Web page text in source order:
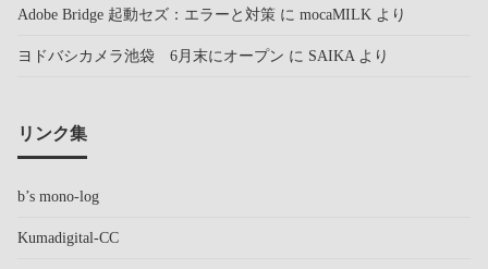
Adobe Bridge 起動セズ：エラーと対策 に mocaMILK より
ヨドバシカメラ池袋 6月末にオープン に SAIKA より
リンク集
b’s mono-log
Kumadigital-CC